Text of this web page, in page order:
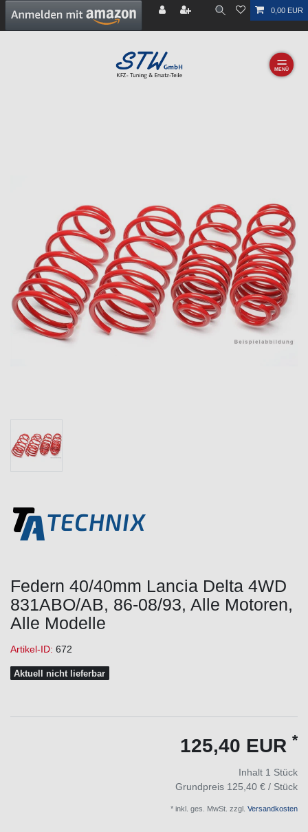
0,00 EUR
☰
Federn 40/40mm Lancia Delta 4WD
831ABO/AB, 86-08/93, Alle Motoren,
Alle Modelle
Artikel-ID: 672
Aktuell nicht lieferbar
125,40 EUR *
Inhalt 1 Stück
Grundpreis 125,40 € / Stück
* inkl. ges. MwSt. zzgl. Versandkosten